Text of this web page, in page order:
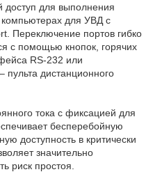
доступ для выполнения
для УВД с
Переключение портов гибко
с помощью кнопок, горячих
RS-232 или
пульта дистанционного
тока с фиксацией для
бесперебойную
доступность в критически
значительно
риск простоя.